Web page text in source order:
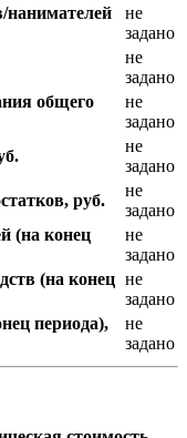
нанимателей
не
задано
не
задано
общего
не
задано
не
задано
руб.
не
задано
(на конец
не
задано
(на конец не
задано
периода),
не
задано